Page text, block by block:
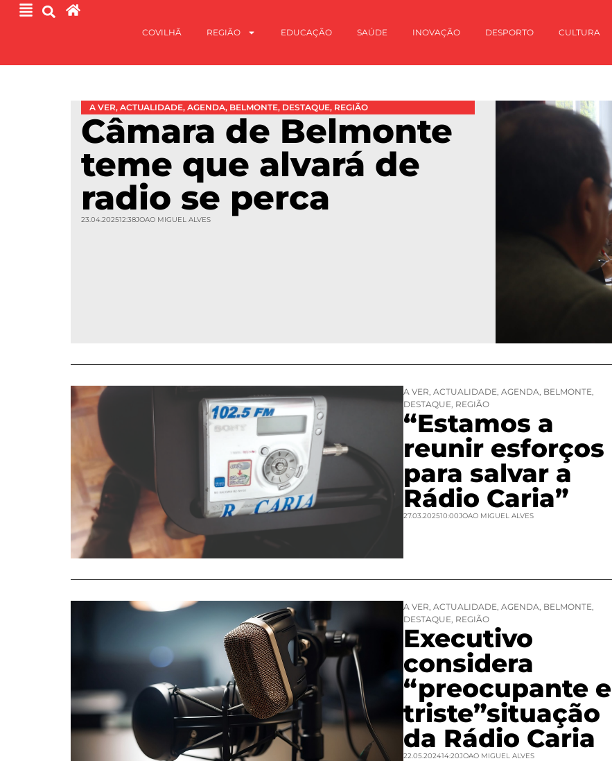
COVILHÃ REGIÃO EDUCAÇÃO SAÚDE INOVAÇÃO DESPORTO CULTURA
A VER, ACTUALIDADE, AGENDA, BELMONTE, DESTAQUE, REGIÃO
Câmara de Belmonte
teme que alvará de
radio se perca
23.04.202512:38JOAO MIGUEL ALVES
A VER, ACTUALIDADE, AGENDA, BELMONTE,
DESTAQUE, REGIÃO
“Estamos a
reunir esforços
para salvar a
Rádio Caria”
27.03.202510:00JOAO MIGUEL ALVES
A VER, ACTUALIDADE, AGENDA, BELMONTE,
DESTAQUE, REGIÃO
Executivo
considera
“preocupante e
triste”situação
da Rádio Caria
22.05.202414:20JOAO MIGUEL ALVES